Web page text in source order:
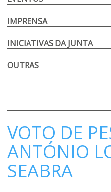
IMPRENSA
INICIATIVAS DA JUNTA
OUTRAS
VOTO DE
ANTÓNIO
SEABRA